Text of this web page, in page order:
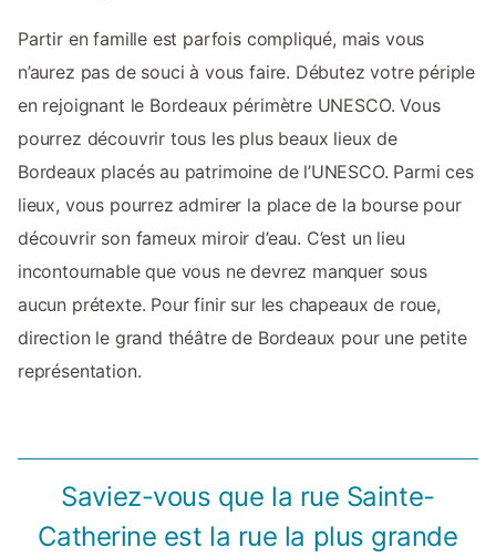
Partir en famille est parfois compliqué, mais vous
n’aurez pas de souci à vous faire. Débutez votre périple
en rejoignant le Bordeaux périmètre UNESCO. Vous
pourrez découvrir tous les plus beaux lieux de
Bordeaux placés au patrimoine de l’UNESCO. Parmi ces
lieux, vous pourrez admirer la place de la bourse pour
découvrir son fameux miroir d’eau. C’est un lieu
incontournable que vous ne devrez manquer sous
aucun prétexte. Pour finir sur les chapeaux de roue,
direction le grand théâtre de Bordeaux pour une petite
représentation.
Saviez-vous que la rue Sainte-
Catherine est la rue la plus grande